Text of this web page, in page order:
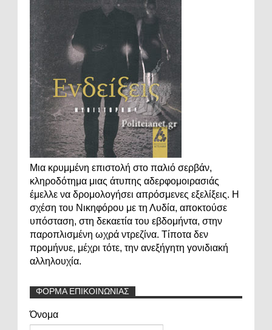
Μια κρυμμένη επιστολή στο παλιό σερβάν,
κληροδότημα μιας άτυπης αδερφομοιρασιάς
έμελλε να δρομολογήσει απρόσμενες εξελίξεις. Η
σχέση του Νικηφόρου με τη Λυδία, αποκτούσε
υπόσταση, στη δεκαετία του εβδομήντα, στην
παροπλισμένη ωχρά ντρεζίνα. Τίποτα δεν
προμήνυε, μέχρι τότε, την ανεξήγητη γονιδιακή
αλληλουχία.
ΦΟΡΜΑ ΕΠΙΚΟΙΝΩΝΙΑΣ
Όνομα